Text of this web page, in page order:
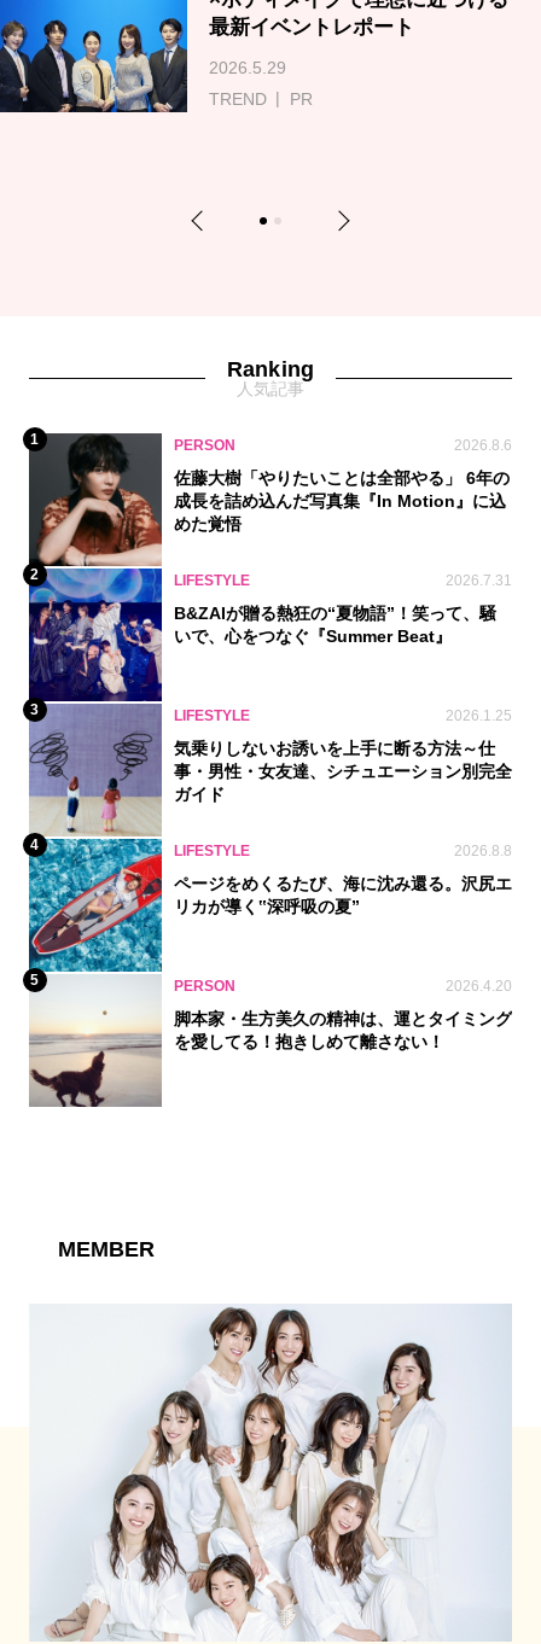
最新イベントレポート
2026.5.29
TREND
PR
Previous 1 2 Next
Ranking
人気記事
1 PERSON 2026.8.6
佐藤大樹「やりたいことは全部やる」 6年の
成長を詰め込んだ写真集『In Motion』に込
めた覚悟
2 LIFESTYLE 2026.7.31
B&ZAIが贈る熱狂の“夏物語”！笑って、騒
いで、心をつなぐ『Summer Beat』
3 LIFESTYLE 2026.1.25
気乗りしないお誘いを上手に断る方法～仕
事・男性・女友達、シチュエーション別完全
ガイド
4 LIFESTYLE 2026.8.8
ページをめくるたび、海に沈み還る。沢尻エ
リカが導く‟深呼吸の夏”
5 PERSON 2026.4.20
脚本家・生方美久の精神は、運とタイミング
を愛してる！抱きしめて離さない！
MEMBER